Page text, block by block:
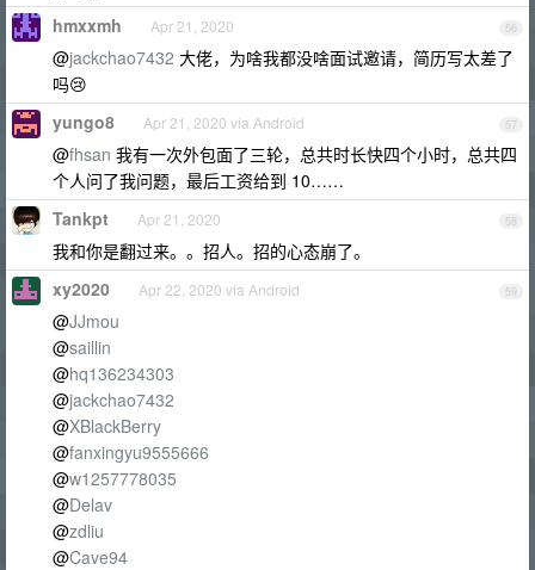
56
hmxxmh Apr 21, 2020
@jackchao7432 大佬，为啥我都没啥面试邀请，简历写太差了
吗😢
57
yungo8 Apr 21, 2020 via Android
@fhsan 我有一次外包面了三轮，总共时长快四个小时，总共四
个人问了我问题，最后工资给到 10……
58
Tankpt Apr 21, 2020
我和你是翻过来。。招人。招的心态崩了。
59
xy2020 Apr 22, 2020 via Android
@JJmou
@saillin
@hq136234303
@jackchao7432
@XBlackBerry
@fanxingyu9555666
@w1257778035
@Delav
@zdliu
@Cave94